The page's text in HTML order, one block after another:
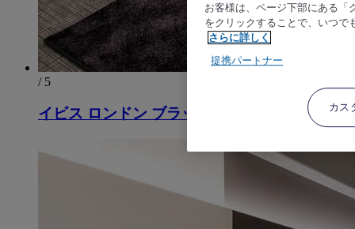
/ 5
イビス ロンドン ブラックフライアーズ
お客様は、ページ下部にある「
をクリックすることで、いつで
さらに詳しく
提携パートナー
カス